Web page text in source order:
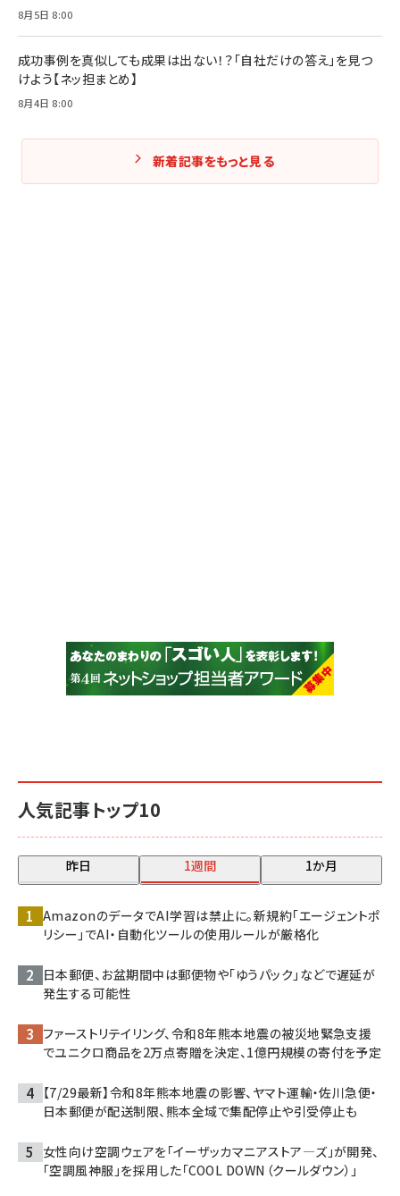
人気記事トップ10
昨日 1週間 1か月
AmazonのデータでAI学習は禁止に。新規約「エージェントポ
リシー」でAI・自動化ツールの使用ルールが厳格化
日本郵便、お盆期間中は郵便物や「ゆうパック」などで遅延が
発生する可能性
ファーストリテイリング、令和8年熊本地震の被災地緊急支援
でユニクロ商品を2万点寄贈を決定、1億円規模の寄付を予定
【7/29最新】令和8年熊本地震の影響、ヤマト運輸・佐川急便・
日本郵便が配送制限、熊本全域で集配停止や引受停止も
女性向け空調ウェアを「イーザッカマニアストア―ズ」が開発、
「空調風神服」を採用した「COOL DOWN（クールダウン）」
8月5日 8:00
成功事例を真似しても成果は出ない！？「自社だけの答え」を見つ
けよう【ネッ担まとめ】
8月4日 8:00
新着記事をもっと見る